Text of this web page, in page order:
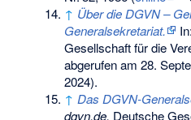
↑ Über die DGVN –
Generalsekretariat.
Gesellschaft für die
abgerufen am 28.
2024).
↑ Das DGVN-
dgvn.de. Deutsche